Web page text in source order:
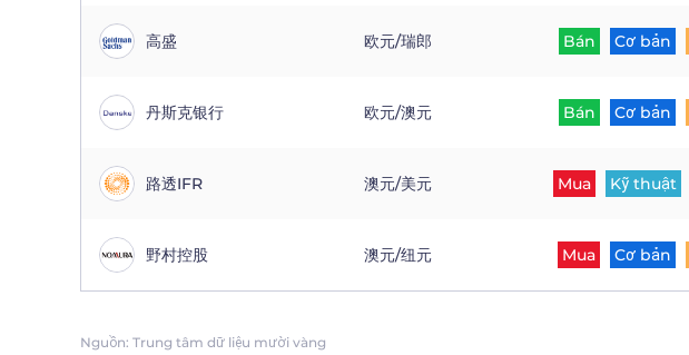
高盛 欧元/瑞郎 Bán Cơ bản
丹斯克银行 欧元/澳元 Bán Cơ bản
路透IFR 澳元/美元 Mua Kỹ thuật
野村控股 澳元/纽元 Mua Cơ bản
Nguồn: Trung tâm dữ liệu mười vàng